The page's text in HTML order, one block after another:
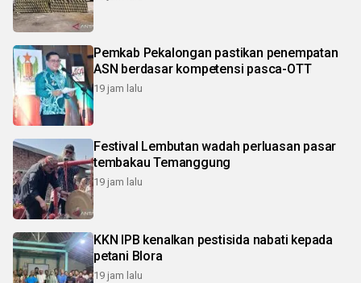
Pemkab Pekalongan pastikan penempatan
ASN berdasar kompetensi pasca-OTT
19 jam lalu
Festival Lembutan wadah perluasan pasar
tembakau Temanggung
19 jam lalu
KKN IPB kenalkan pestisida nabati kepada
petani Blora
19 jam lalu